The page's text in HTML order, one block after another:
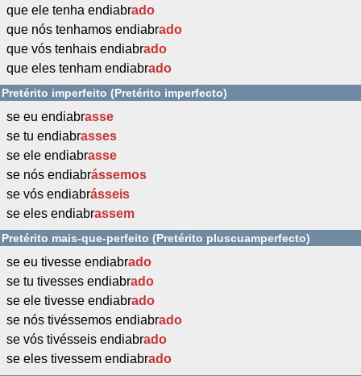
que ele tenha endiabrado
que nós tenhamos endiabrado
que vós tenhais endiabrado
que eles tenham endiabrado
Pretérito imperfeito (Pretérito imperfecto)
se eu endiabrasse
se tu endiabrasses
se ele endiabrasse
se nós endiabrássemos
se vós endiabrásseis
se eles endiabrassem
Pretérito mais-que-perfeito (Pretérito pluscuamperfecto)
se eu tivesse endiabrado
se tu tivesses endiabrado
se ele tivesse endiabrado
se nós tivéssemos endiabrado
se vós tivésseis endiabrado
se eles tivessem endiabrado